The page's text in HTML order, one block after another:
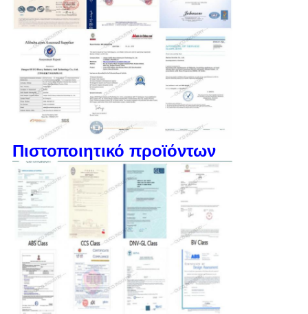
Πιστοποιητικό προϊόντων